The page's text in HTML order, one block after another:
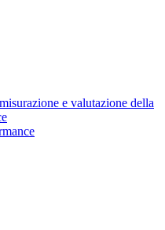
e valutazione della